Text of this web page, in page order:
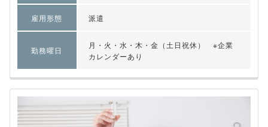
雇用形態 派遣
勤務曜日
月・火・水・木・金（土日祝休） ※企業
カレンダーあり